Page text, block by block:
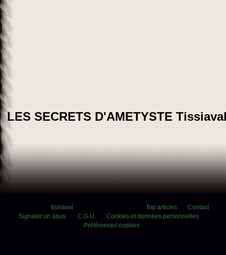
LES SECRETS D'AMETYSTE
tissiaval Top articles
Contact
Signaler un abus
C.G.U.
Cookies et données personnelles
Préférences cookies